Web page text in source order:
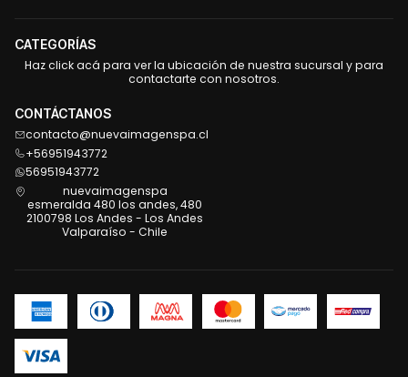
CATEGORÍAS
Haz click acá para ver la ubicación de nuestra sucursal y para
contactarte con nosotros.
CONTÁCTANOS
contacto@nuevaimagenspa.cl
+56951943772
56951943772
nuevaimagenspa
esmeralda 480 los andes, 480
2100798 Los Andes - Los Andes
Valparaíso - Chile